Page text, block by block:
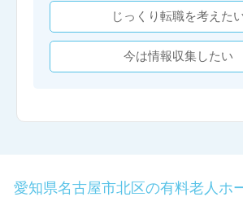
じっくり転職を考えた
今は情報収集したい
愛知県名古屋市北区の有料老人ホ